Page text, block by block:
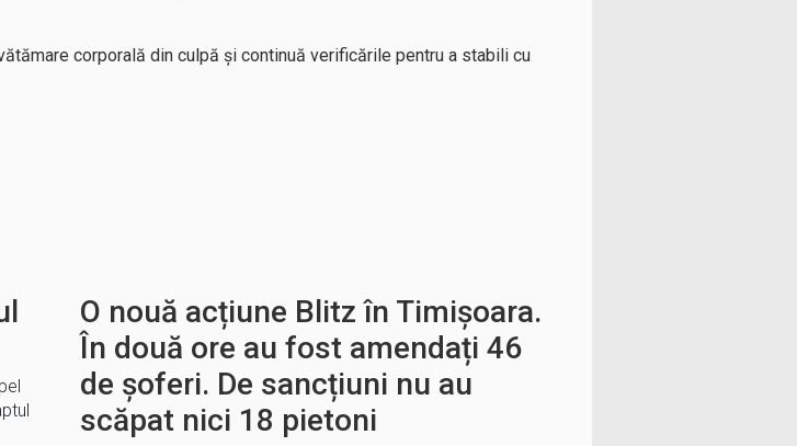
corporală din culpă și continuă verificările pentru a stabili cu
O nouă acțiune Blitz în Timișoara.
În două ore au fost amendați 46
de șoferi. De sancțiuni nu au
scăpat nici 18 pietoni